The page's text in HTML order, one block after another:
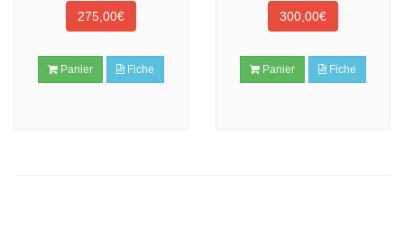
275,00€
Panier Fiche
300,00€
Panier Fiche